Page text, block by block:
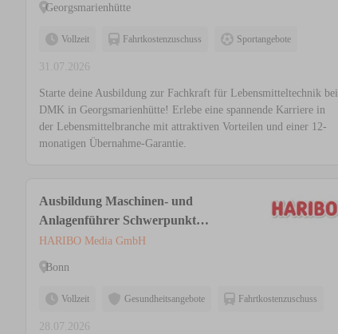
Georgsmarienhütte
Vollzeit Fahrtkostenzuschuss Sportangebote
31.07.2026
Starte deine Ausbildung zur Fachkraft für Lebensmitteltechnik bei
DMK in Georgsmarienhütte! Erlebe eine spannende Karriere in
der Lebensmittelbranche mit attraktiven Vorteilen und einer 12-
monatigen Übernahme-Garantie.
Ausbildung Maschinen- und
Anlagenführer Schwerpunkt
Lebensmitteltechnik (m/w/d)
HARIBO Media GmbH
Bonn
Vollzeit Gesundheitsangebote Fahrtkostenzuschuss
28.07.2026